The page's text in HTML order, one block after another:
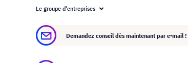
À propos de visunext.fr
Le groupe d'entreprises
Demandez conseil dès maintenant par e-mail !